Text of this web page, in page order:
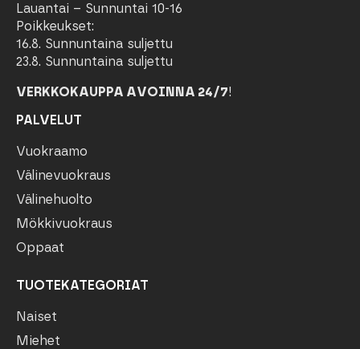
Lauantai – Sunnuntai 10-16
Poikkeukset:
16.8. Sunnuntaina suljettu
23.8. Sunnuntaina suljettu
VERKKOKAUPPA AVOINNA 24/7!
PALVELUT
Vuokraamo
Välinevuokraus
Välinehuolto
Mökkivuokraus
Oppaat
TUOTEKATEGORIAT
Naiset
Miehet